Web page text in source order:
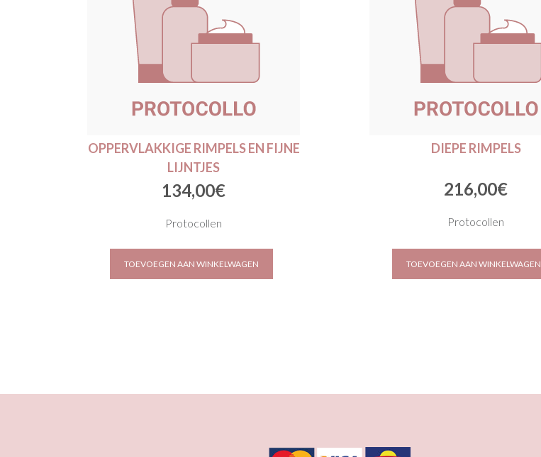
OPPERVLAKKIGE RIMPELS EN FIJNE
LIJNTJES
134,00€
Protocollen
TOEVOEGEN AAN WINKELWAGEN
DIEPE RIMPELS
216,00€
Protocollen
TOEVOEGEN AAN WINKELWAGEN